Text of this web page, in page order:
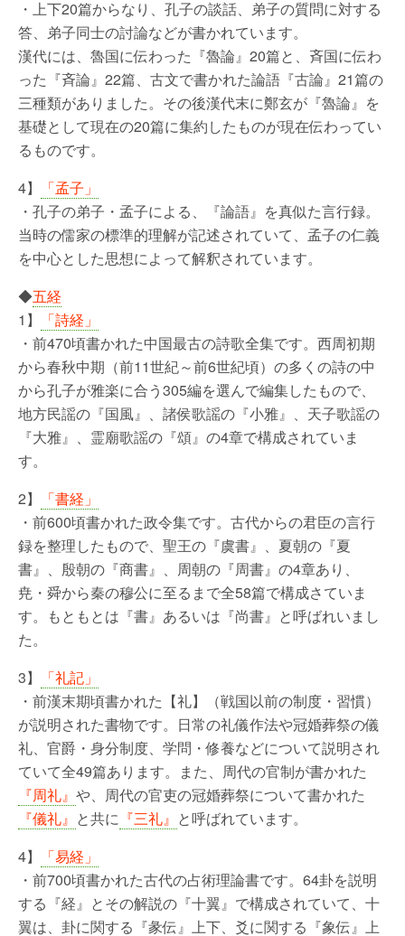
・上下20篇からなり、孔子の談話、弟子の質問に対する
答、弟子同士の討論などが書かれています。
漢代には、魯国に伝わった『魯論』20篇と、斉国に伝わ
った『斉論』22篇、古文で書かれた論語『古論』21篇の
三種類がありました。その後漢代末に鄭玄が『魯論』を
基礎として現在の20篇に集約したものが現在伝わってい
るものです。
4】
「孟子」
・孔子の弟子・孟子による、『論語』を真似た言行録。
当時の儒家の標準的理解が記述されていて、孟子の仁義
を中心とした思想によって解釈されています。
◆五経
1】
「詩経」
・前470頃書かれた中国最古の詩歌全集です。西周初期
から春秋中期（前11世紀～前6世紀頃）の多くの詩の中
から孔子が雅楽に合う305編を選んで編集したもので、
地方民謡の『国風』、諸侯歌謡の『小雅』、天子歌謡の
『大雅』、霊廟歌謡の『頌』の4章で構成されていま
す。
2】
「書経」
・前600頃書かれた政令集です。古代からの君臣の言行
録を整理したもので、聖王の『虞書』、夏朝の『夏
書』、殷朝の『商書』、周朝の『周書』の4章あり、
尭・舜から秦の穆公に至るまで全58篇で構成さていま
す。もともとは『書』あるいは『尚書』と呼ばれいまし
た。
3】
「礼記」
・前漢末期頃書かれた【礼】（戦国以前の制度・習慣）
が説明された書物です。日常の礼儀作法や冠婚葬祭の儀
礼、官爵・身分制度、学問・修養などについて説明され
ていて全49篇あります。また、周代の官制が書かれた
『周礼』 や、周代の官吏の冠婚葬祭について書かれた
『儀礼』 と共に 『三礼』 と呼ばれています。
4】
「易経」
・前700頃書かれた古代の占術理論書です。64卦を説明
する『経』とその解説の『十翼』で構成されていて、十
翼は、卦に関する『彖伝』上下、爻に関する『象伝』上